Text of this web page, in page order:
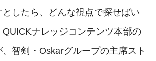
したら、どんな視点で探せばい
ナレッジコンテンツ本部の
智剣・Oskarグループの主席スト